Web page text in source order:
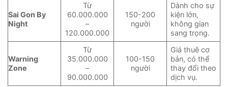
Sai Gon By
Night
Từ
60.000.000
–
120.000.000
150-200
người
Dành cho sự
kiện lớn,
không gian
sang trọng.
Warning
Zone
Từ
35.000.000
–
90.000.000
100-150
người
Giá thuê cơ
bản, có thể
thay đổi theo
dịch vụ.